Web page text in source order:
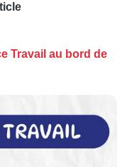
Travail au bord de